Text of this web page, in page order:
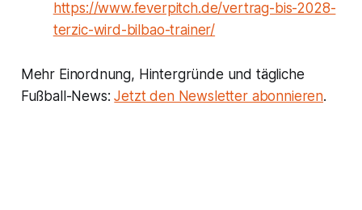
https://www.feverpitch.de/vertrag-bis-2028-
terzic-wird-bilbao-trainer/
Mehr Einordnung, Hintergründe und tägliche
Fußball-News:Jetzt den Newsletter abonnieren.